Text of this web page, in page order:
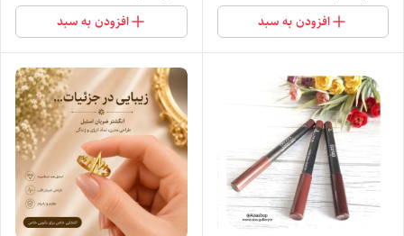
افزودن به سبد افزودن به سبد